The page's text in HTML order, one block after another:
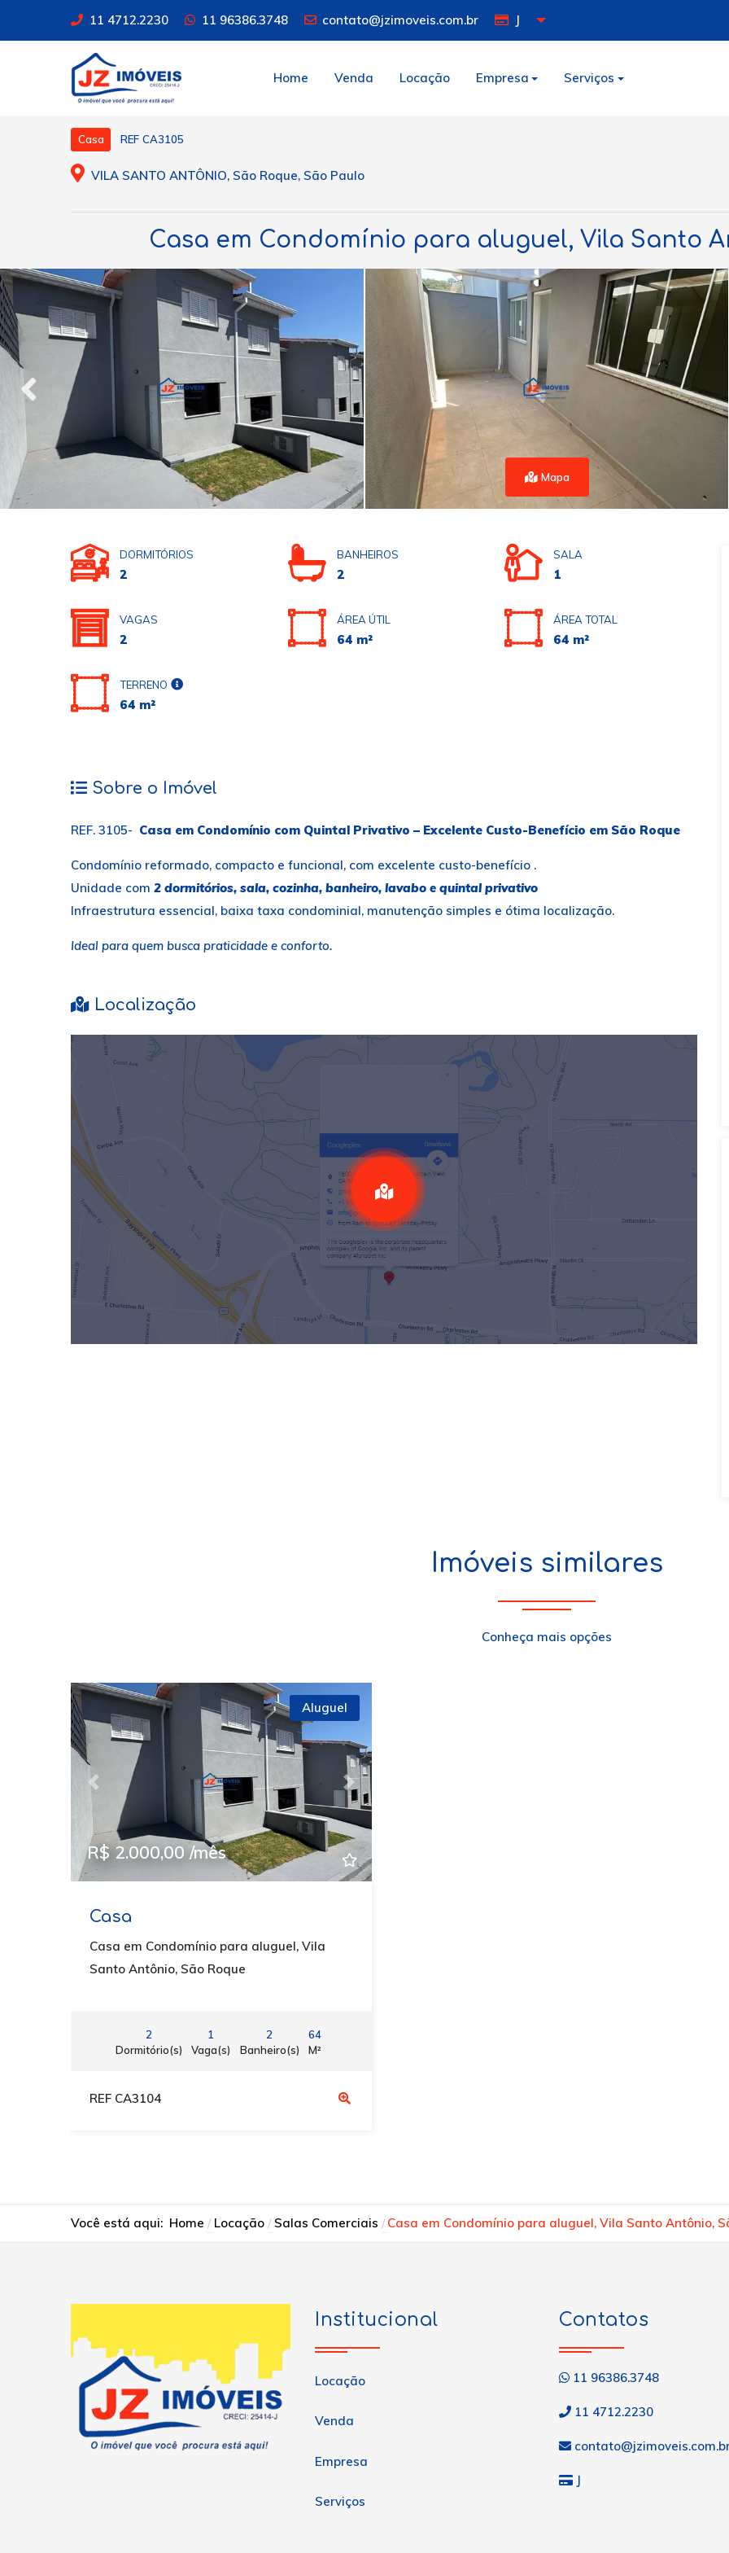
11 4712.2230 11 96386.3748 contato@jzimoveis.com.br J
Home Venda Locação Empresa Serviços
Casa REF CA3105
VILA SANTO ANTÔNIO, São Roque, São Paulo
Casa em Condomínio para aluguel, Vila Santo
Mapa
DORMITÓRIOS
2
BANHEIROS
2
SALA
1
VAGAS
2
ÁREA ÚTIL
64 m²
ÁREA TOTAL
64 m²
TERRENO
64 m²
Sobre o Imóvel
REF. 3105- Casa em Condomínio com Quintal Privativo – Excelente Custo-Benefício em São Roque
Condomínio reformado, compacto e funcional, com excelente custo-benefício .
Unidade com 2 dormitórios, sala, cozinha, banheiro, lavabo e quintal privativo
Infraestrutura essencial, baixa taxa condominial, manutenção simples e ótima localização.
Ideal para quem busca praticidade e conforto.
Localização
Imóveis similares
Conheça mais opções
Previous Next
Aluguel
R$ 2.000,00 /mês
Casa
Casa em Condomínio para aluguel, Vila
Santo Antônio, São Roque
2
Dormitório(s)
1
Vaga(s)
2
Banheiro(s)
64
M²
REF CA3104
Você está aqui: Home Locação Salas Comerciais Casa em Condomínio para aluguel, Vila Santo Antônio,
Institucional
Locação
Venda
Empresa
Serviços
Contatos
11 96386.3748
11 4712.2230
J